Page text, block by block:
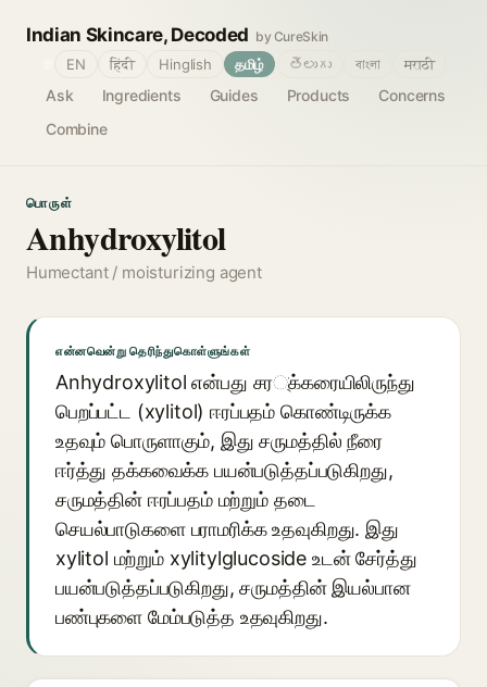
Indian Skincare, Decoded by CureSkin
Ask Ingredients Guides Products
Concerns
Combine
EN हिंदी Hinglish தமிழ் తెలుగు বাংলা मराठी
பொருள்
Anhydroxylitol
Humectant / moisturizing agent
என்னவென்று தெரிந்துகொள்ளுங்கள்
Anhydroxylitol என்பது சர্க்கரையிலிருந்து
பெறப்பட்ட (xylitol) ஈரப்பதம் கொண்டிருக்க
உதவும் பொருளாகும், இது சருமத்தில் நீரை
ஈர்த்து தக்கவைக்க பயன்படுத்தப்படுகிறது,
சருமத்தின் ஈரப்பதம் மற்றும் தடை
செயல்பாடுகளை பராமரிக்க உதவுகிறது. இது
xylitol மற்றும் xylitylglucoside உடன் சேர்த்து
பயன்படுத்தப்படுகிறது, சருமத்தின் இயல்பான
பண்புகளை மேம்படுத்த உதவுகிறது.